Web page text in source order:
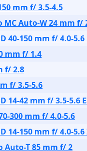
mm f/ 3.5-4.5
Auto-W 24 mm f/
40-150 mm f/ 4.0-5.6
mm f/ 1.4
f/ 2.8
f/ 3.5-5.6
14-42 mm f/ 3.5-5.6
300 mm f/ 4.0-5.6
14-150 mm f/ 4.0-
Auto-T 85 mm f/ 2